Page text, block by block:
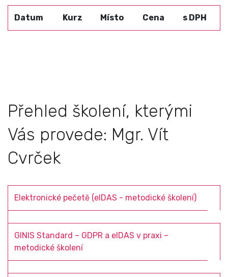
Datum Kurz Místo Cena s DPH
Přehled školení, kterými
Vás provede: Mgr. Vít
Cvrček
Elektronické pečetě (eIDAS - metodické školení)
GINIS Standard – GDPR a eIDAS v praxi –
metodické školení